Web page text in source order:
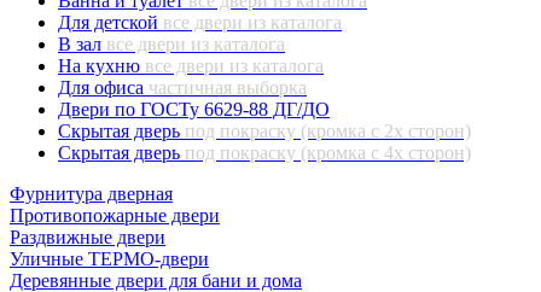
Для детской все двери из каталога
В зал все двери из каталога
На кухню все двери из каталога
Для офиса частичная выборка
Двери по ГОСТу 6629-88 ДГ/ДО
Скрытая дверь под покраску (кромка с 2х сторон)
Скрытая дверь под покраску (кромка с 4х сторон)
Фурнитура дверная
Противопожарные двери
Раздвижные двери
Уличные ТЕРМО-двери
Деревянные двери для бани и дома